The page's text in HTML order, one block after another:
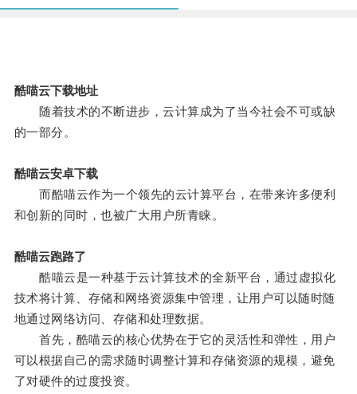
酷喵云下载地址
随着技术的不断进步，云计算成为了当今社会不可或缺
的一部分。
酷喵云安卓下载
而酷喵云作为一个领先的云计算平台，在带来许多便利
和创新的同时，也被广大用户所青睐。
酷喵云跑路了
酷喵云是一种基于云计算技术的全新平台，通过虚拟化
技术将计算、存储和网络资源集中管理，让用户可以随时随
地通过网络访问、存储和处理数据。
首先，酷喵云的核心优势在于它的灵活性和弹性，用户
可以根据自己的需求随时调整计算和存储资源的规模，避免
了对硬件的过度投资。